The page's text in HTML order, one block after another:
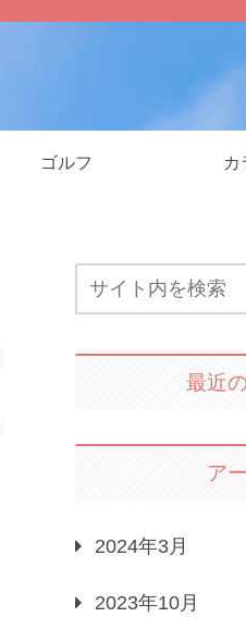
ゴルフ カ
最近
ア
2024年3月
2023年10月